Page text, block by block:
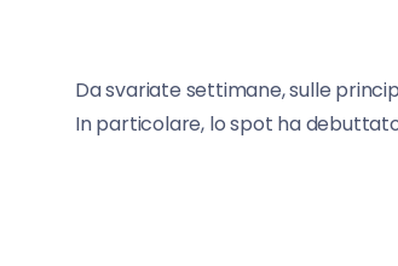
Da svariate settimane, sulle
In particolare, lo spot ha